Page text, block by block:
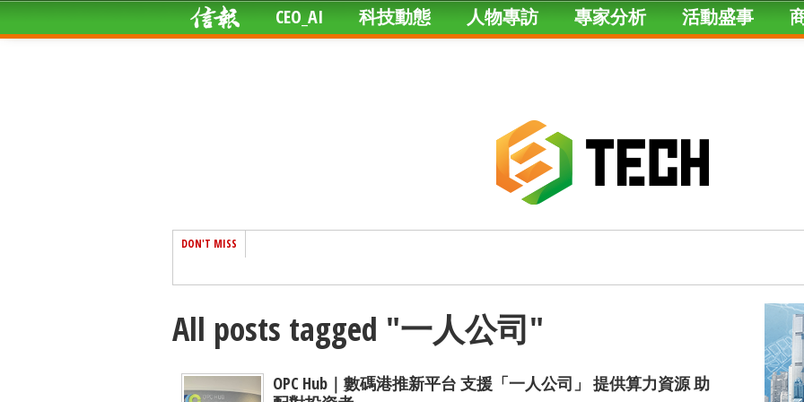
CEO_AI 科技動態 人物專訪 專家分析 活動盛事
DON'T MISS
All posts tagged "一人公司"
OPC Hub｜數碼港推新平台 支援「一人公司」 提供算力資源 助